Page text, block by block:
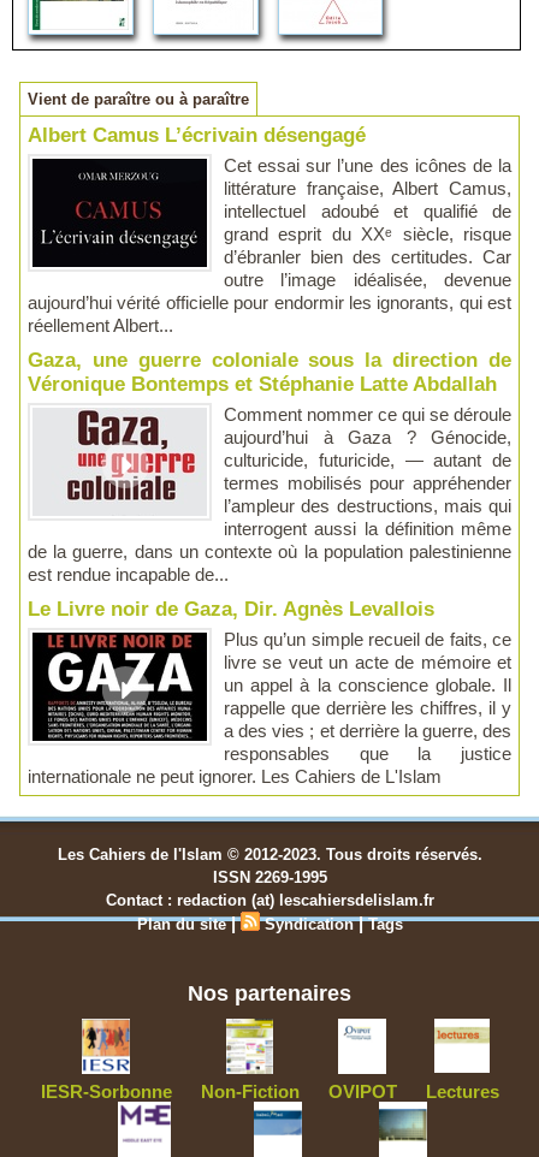
Vient de paraître ou à paraître
Albert Camus L’écrivain désengagé
Cet essai sur l’une des icônes de la
littérature française, Albert Camus,
intellectuel adoubé et qualifié de
grand esprit du XXᵉ siècle, risque
d’ébranler bien des certitudes. Car
outre l’image idéalisée, devenue
aujourd’hui vérité officielle pour endormir les ignorants, qui est
réellement Albert...
Gaza, une guerre coloniale sous la direction de
Véronique Bontemps et Stéphanie Latte Abdallah
Comment nommer ce qui se déroule
aujourd’hui à Gaza ? Génocide,
culturicide, futuricide, — autant de
termes mobilisés pour appréhender
l’ampleur des destructions, mais qui
interrogent aussi la définition même
de la guerre, dans un contexte où la population palestinienne
est rendue incapable de...
Le Livre noir de Gaza, Dir. Agnès Levallois
Plus qu’un simple recueil de faits, ce
livre se veut un acte de mémoire et
un appel à la conscience globale. Il
rappelle que derrière les chiffres, il y
a des vies ; et derrière la guerre, des
responsables que la justice
internationale ne peut ignorer. Les Cahiers de L'Islam
Les Cahiers de l'Islam © 2012-2023. Tous droits réservés.
ISSN 2269-1995
Contact : redaction (at) lescahiersdelislam.fr
Plan du site | Syndication |Tags
Nos partenaires
IESR-Sorbonne Non-Fiction OVIPOT Lectures